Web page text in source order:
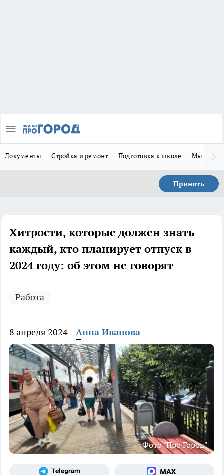
Документы Стройка и ремонт Подготовка к школе Мы в MAX
Принять
Хитрости, которые должен знать
каждый, кто планирует отпуск в
2024 году: об этом не говорят
Работа
8 апреля 2024 Анна Иванова
Фото "Про Город"